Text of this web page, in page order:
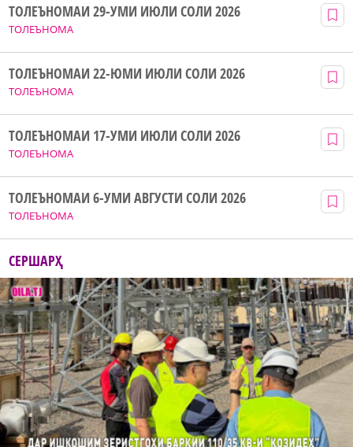
ТОЛЕЪНОМА
ТОЛЕЪНОМАИ 29-УМИ ИЮЛИ СОЛИ 2026
ТОЛЕЪНОМА
ТОЛЕЪНОМАИ 22-ЮМИ ИЮЛИ СОЛИ 2026
ТОЛЕЪНОМА
ТОЛЕЪНОМАИ 17-УМИ ИЮЛИ СОЛИ 2026
ТОЛЕЪНОМА
ТОЛЕЪНОМАИ 6-УМИ АВГУСТИ СОЛИ 2026
СЕРШАРҲ